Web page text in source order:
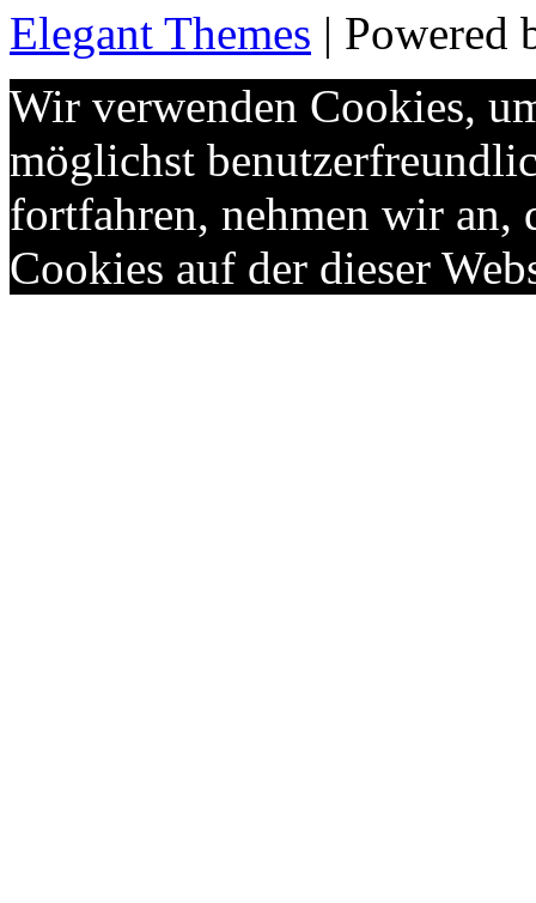
Elegant Themes | Powered
Wir verwenden Cookies,
möglichst
fortfahren, nehmen wir an,
Cookies auf der dieser